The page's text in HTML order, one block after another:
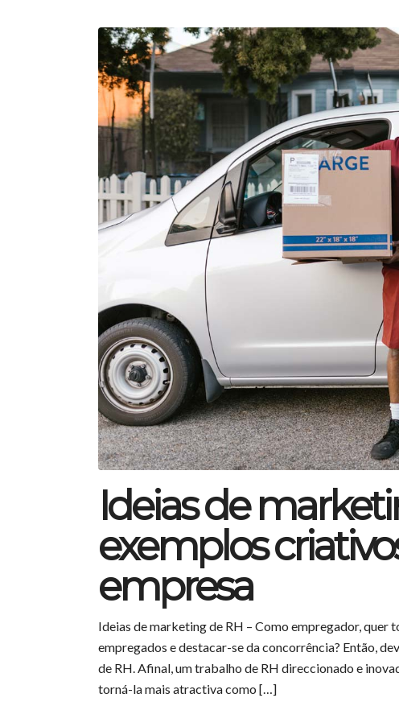
Ideias de
exemplos
empresa
Ideias de marketing de RH – Como empregador, quer
empregados e destacar-se da concorrência? Então,
de RH. Afinal, um trabalho de RH direccionado e
torná-la mais atractiva como […]